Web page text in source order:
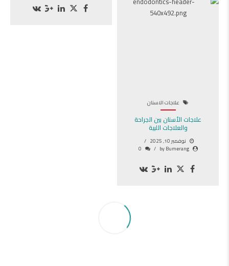
علاجات الاسنان
علاجات الأسنان بين الجراحة
والعلاجات اللبية
نوفمبر 10, 2025
by Bumerang
0